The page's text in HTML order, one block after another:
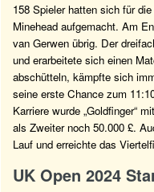
158 Spieler hatten sich für
Minehead aufgemacht. Am
van Gerwen übrig. Der
und erarbeitete sich einen
abschütteln, kämpfte sich
seine erste Chance zum
Karriere wurde „Goldfinger“
als Zweiter noch 50.000 £.
Lauf und erreichte das
UK Open 2024